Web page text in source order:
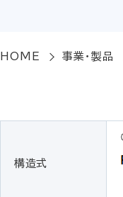
HOME 事業・製品
構造式